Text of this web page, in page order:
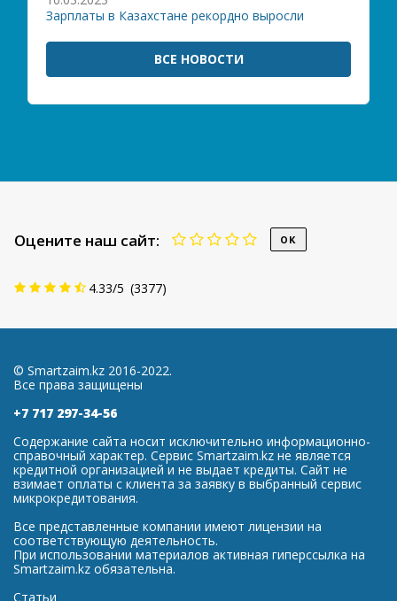
Зарплаты в Казахстане рекордно выросли
ВСЕ НОВОСТИ
Оцените наш сайт:
4.33/5 (3377)
© Smartzaim.kz 2016-2022.
Все права защищены
+7 717 297-34-56
Содержание сайта носит исключительно информационно-
справочный характер. Сервис Smartzaim.kz не является
кредитной организацией и не выдает кредиты. Сайт не
взимает оплаты с клиента за заявку в выбранный сервис
микрокредитования.
Все представленные компании имеют лицензии на
соответствующую деятельность.
При использовании материалов активная гиперссылка на
Smartzaim.kz обязательна.
Статьи